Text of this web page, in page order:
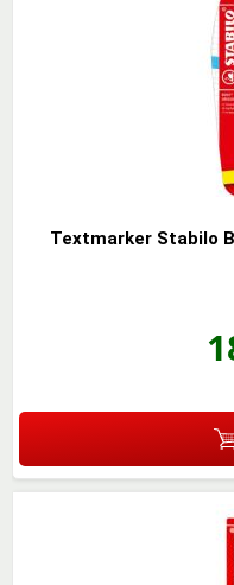
Textmarker Stabilo